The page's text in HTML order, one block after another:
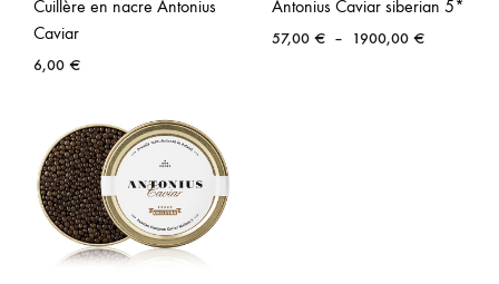
Cuillère en nacre Antonius
Caviar
6,00 €
Antonius Caviar siberian 5*
57,00 € – 1900,00 €Plage